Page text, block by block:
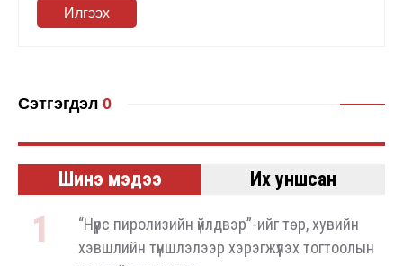
Илгээх
Сэтгэгдэл 0
Шинэ мэдээ Их уншсан
“Нүүрс пиролизийн үйлдвэр”-ийг төр, хувийн
хэвшлийн түншлэлээр хэрэгжүүлэх тогтоолын